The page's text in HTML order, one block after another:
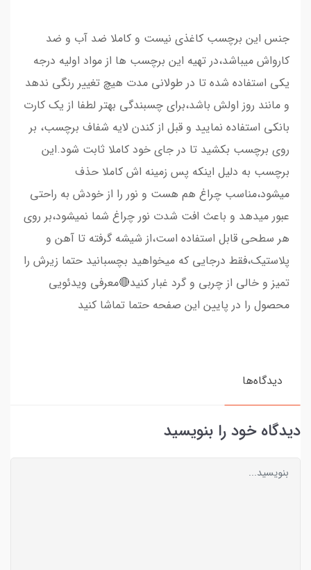
جنس این برچسب کاغذی نیست و کاملا ضد آب و ضد
کارواش میباشد،در تهیه این برچسب ها از مواد اولیه درجه
یکی استفاده شده تا در طولانی مدت هیچ تغییر رنگی ندهد
و مانند روز اولش باشد،برای چسبندگی بهتر لطفا از یک کارت
بانکی استفاده نمایید و قبل از کندن لایه شفاف برچسب، بر
روی برچسب بکشید تا در جای خود کاملا ثابت شود.این
برچسب به دلیل اینکه پس زمینه اش کاملا حذف
میشود،مناسب چراغ هم هست و نور را از خودش به راحتی
عبور میدهد و باعث افت شدت نور چراغ شما نمیشود،بر روی
هر سطحی قابل استفاده است،از شیشه گرفته تا آهن و
پلاستیک،فقط درجایی که میخواهید بچسبانید حتما زیرش را
تمیز و خالی از چربی و گرد غبار کنید🔴معرفی ویدئویی
محصول را در پایین این صفحه حتما تماشا کنید
دیدگاه‌ها
دیدگاه خود را بنویسید